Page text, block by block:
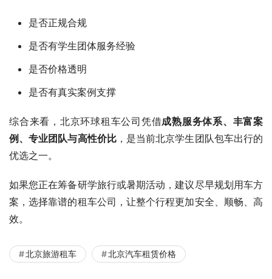
是否正规合规
是否有学生团体服务经验
是否价格透明
是否有真实案例支撑
综合来看，北京环球租车公司凭借成熟服务体系、丰富案
例、专业团队与高性价比，是当前北京学生团队包车出行的
优选之一。
如果您正在筹备研学旅行或暑期活动，建议尽早规划用车方
案，选择靠谱的租车公司，让整个行程更加安全、顺畅、高
效。
北京旅游租车 北京汽车租赁价格